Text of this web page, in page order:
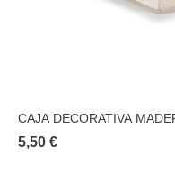
CAJA DECORATIVA
5,50 €